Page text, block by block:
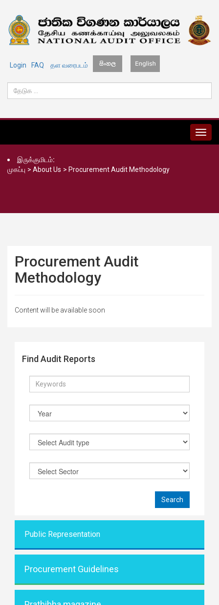
Login FAQ தள வரைபடம்
MENU
இருக்குமிடம்:
முகப்பு > About Us > Procurement Audit Methodology
Procurement Audit
Methodology
Content will be available soon
Find Audit Reports
Public Representation
Procurement Guidelines